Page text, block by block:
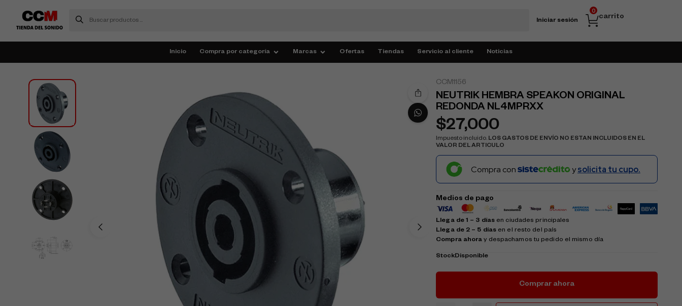
Iniciar sesión carrito
0
Inicio Compra por categoría Marcas Ofertas Tiendas Servicio al cliente Noticias
CCM1156
NEUTRIK HEMBRA SPEAKON ORIGINAL
REDONDA NL4MPRXX
$27,000
Impuesto incluido. LOS GASTOS DE ENVÍO NO ESTAN INCLUIDOS EN EL
VALOR DEL ARTICULO
Compra con ysolicita tu cupo.
Medios de pago
Llega de 1 – 3 días en ciudades principales
Llega de 2 – 5 días en el resto del país
Compra ahora y despachamos tu pedido el mismo día
StockDisponible
Comprar ahora